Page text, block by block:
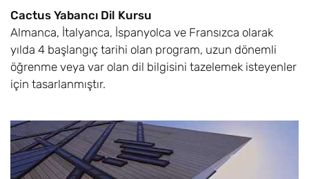
Cactus Yabancı Dil Kursu
Almanca, İtalyanca, İspanyolca ve Fransızca olarak
yılda 4 başlangıç tarihi olan program, uzun dönemli
öğrenme veya var olan dil bilgisini tazelemek isteyenler
için tasarlanmıştır.